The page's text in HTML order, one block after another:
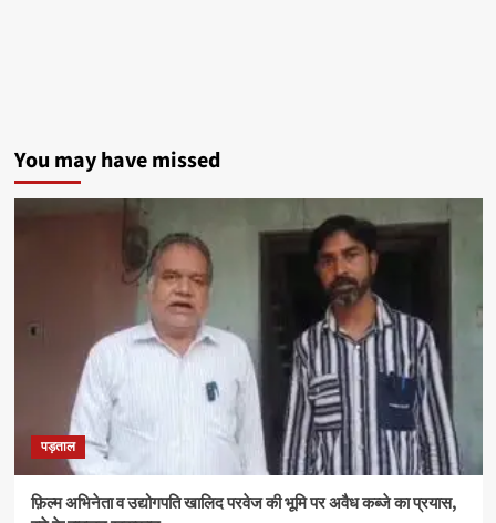
संपन्न,
1.00
You may have missed
पड़ताल
फ़िल्म अभिनेता व उद्योगपति खालिद परवेज की भूमि पर अवैध कब्जे का प्रयास,